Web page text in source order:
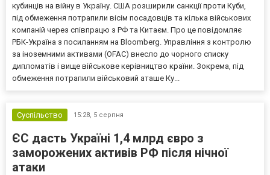
кубинців на війну в Україну. США розширили санкції проти Куби,
під обмеження потрапили вісім посадовців та кілька військових
компаній через співпрацю з РФ та Китаєм. Про це повідомляє
РБК-Україна з посиланням на Bloomberg. Управління з контролю
за іноземними активами (OFAC) внесло до чорного списку
дипломатів і вище військове керівництво країни. Зокрема, під
обмеження потрапили військовий аташе Ку...
Суспільство 15:28, 5 серпня
ЄС дасть Україні 1,4 млрд євро з
заморожених активів РФ після нічної
атаки